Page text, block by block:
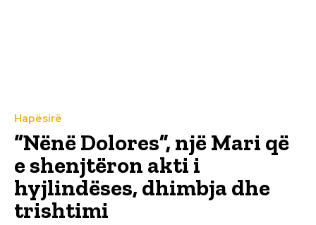
Hapësirë
“Nënë Dolores”, një Mari që
e shenjtëron akti i
hyjlindëses, dhimbja dhe
trishtimi